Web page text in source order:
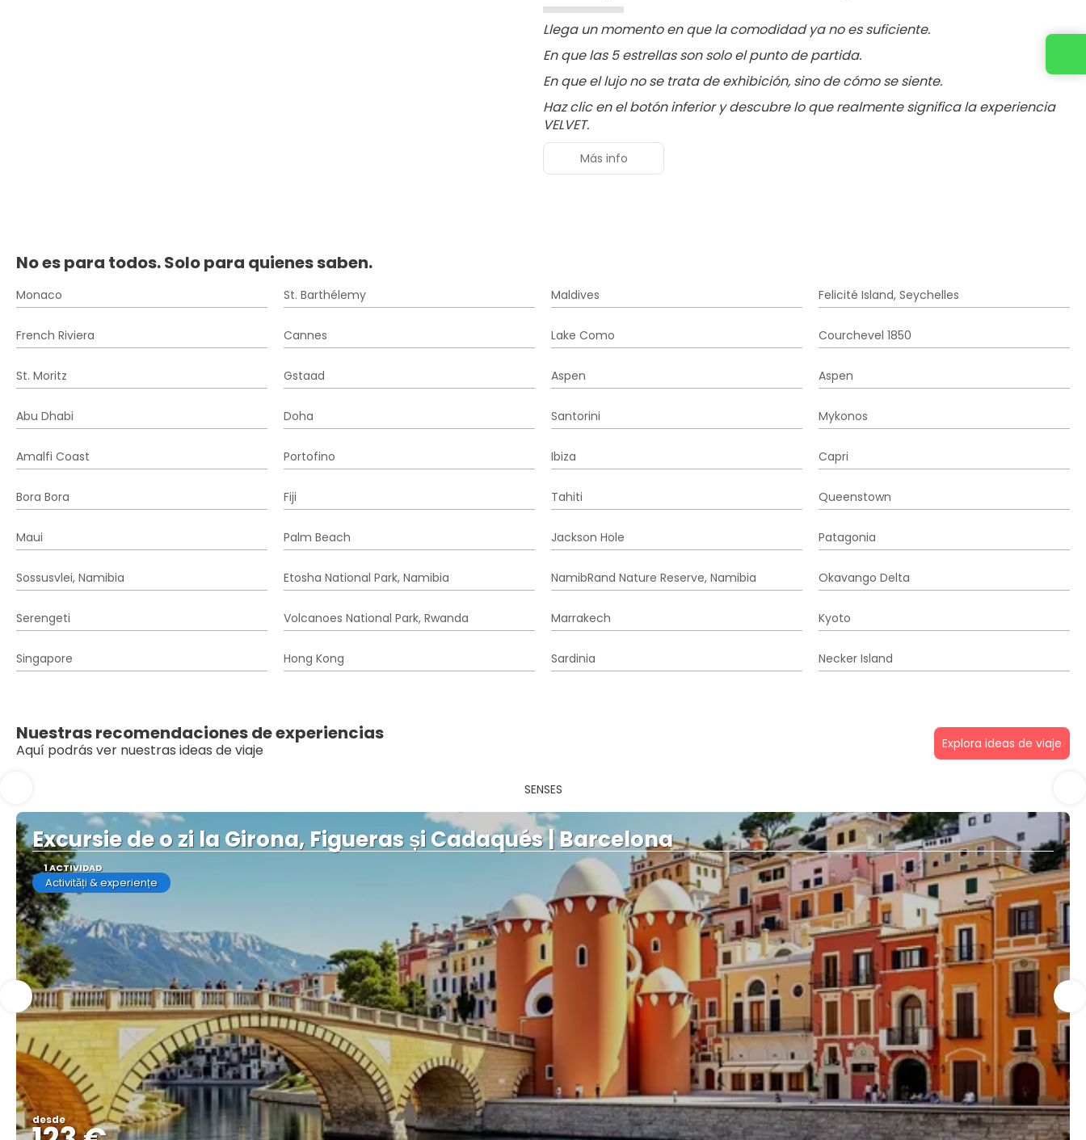
Llega un momento en que la comodidad ya no es suficiente.
En que las 5 estrellas son solo el punto de partida.
En que el lujo no se trata de exhibición, sino de cómo se siente.
Haz clic en el botón inferior y descubre lo que realmente significa la experiencia
VELVET.
Más info
No es para todos. Solo para quienes saben.
Monaco St. Barthélemy Maldives Felicité Island, Seychelles
French Riviera Cannes Lake Como Courchevel 1850
St. Moritz Gstaad Aspen Aspen
Abu Dhabi Doha Santorini Mykonos
Amalfi Coast Portofino Ibiza Capri
Bora Bora Fiji Tahiti Queenstown
Maui Palm Beach Jackson Hole Patagonia
Sossusvlei, Namibia Etosha National Park, Namibia NamibRand Nature Reserve, Namibia Okavango Delta
Serengeti Volcanoes National Park, Rwanda Marrakech Kyoto
Singapore Hong Kong Sardinia Necker Island
Nuestras recomendaciones de experiencias
Aquí podrás ver nuestras ideas de viaje Explora ideas de viaje
SENSES
Excursie de o zi la Girona, Figueras și Cadaqués | Barcelona
1 ACTIVIDAD
Activități & experiențe
desde